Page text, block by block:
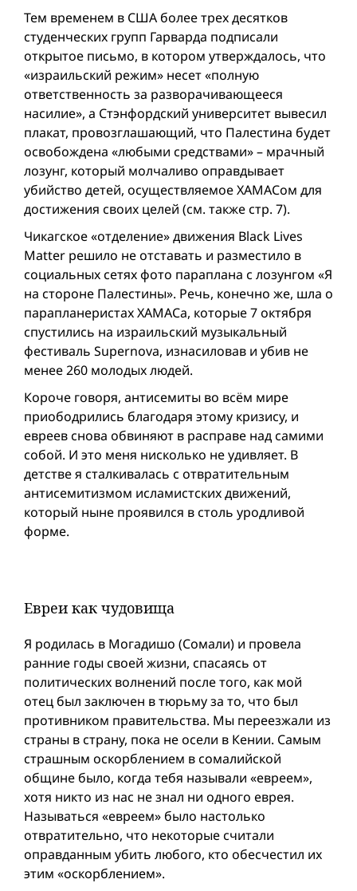
Тем временем в США более трех десятков
студенческих групп Гарварда подписали
открытое письмо, в котором утверждалось, что
«израильский режим» несет «полную
ответственность за разворачивающееся
насилие», а Стэнфордский университет вывесил
плакат, провозглашающий, что Палестина будет
освобождена «любыми средствами» – мрачный
лозунг, который молчаливо оправдывает
убийство детей, осуществляемое ХАМАСом для
достижения своих целей (см. также стр. 7).
Чикагское «отделение» движения Black Lives
Matter решило не отставать и разместило в
социальных сетях фото параплана с лозунгом «Я
на стороне Палестины». Речь, конечно же, шла о
парапланеристах ХАМАСa, которые 7 октября
спустились на израильский музыкальный
фестиваль Supernova, изнасиловав и убив не
менее 260 молодых людей.
Короче говоря, антисемиты во всём мире
приободрились благодаря этому кризису, и
евреев снова обвиняют в расправе над самими
собой. И это меня нисколько не удивляет. В
детстве я сталкивалась с отвратительным
антисемитизмом исламистских движений,
который ныне проявился в столь уродливой
форме.
Евреи как чудовища
Я родилась в Могадишо (Сомали) и провела
ранние годы своей жизни, спасаясь от
политических волнений после того, как мой
отец был заключен в тюрьму за то, что был
противником правительства. Мы переезжали из
страны в страну, пока не осели в Кении. Самым
страшным оскорблением в сомалийской
общине было, когда тебя называли «евреем»,
хотя никто из нас не знал ни одного еврея.
Называться «евреем» было настолько
отвратительно, что некоторые считали
оправданным убить любого, кто обесчестил их
этим «оскорблением».